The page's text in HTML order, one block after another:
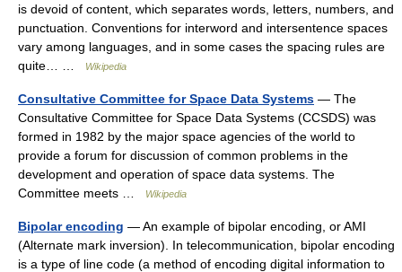
is devoid of content, which separates words, letters, numbers, and
punctuation. Conventions for interword and intersentence spaces
vary among languages, and in some cases the spacing rules are
quite… …
Wikipedia
Consultative Committee for Space Data Systems — The
Consultative Committee for Space Data Systems (CCSDS) was
formed in 1982 by the major space agencies of the world to
provide a forum for discussion of common problems in the
development and operation of space data systems. The
Committee meets …
Wikipedia
Bipolar encoding — An example of bipolar encoding, or AMI
(Alternate mark inversion). In telecommunication, bipolar encoding
is a type of line code (a method of encoding digital information to